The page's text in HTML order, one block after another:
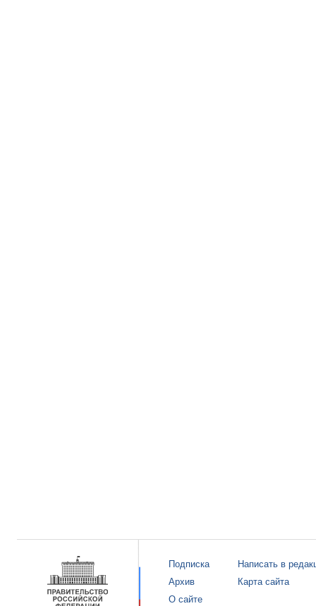
Подписка
Архив
О сайте
Написать в
Карта сайта